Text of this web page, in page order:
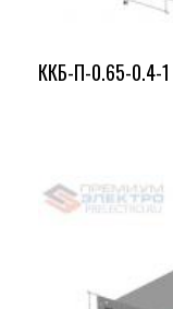
ККБ-П-0.65-0.4-